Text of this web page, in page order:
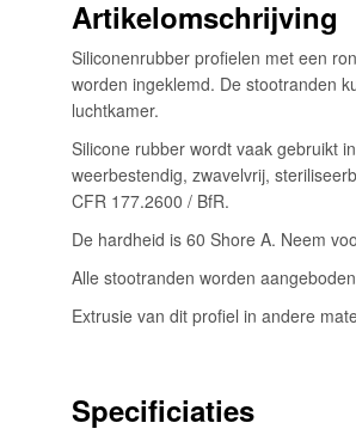
de
afbeeldingen-
gallerij
Artikelomschrijving
Siliconenrubber profielen met een
worden ingeklemd. De stootranden
luchtkamer.
Silicone rubber wordt vaak gebruikt
weerbestendig, zwavelvrij,
CFR 177.2600 / BfR.
De hardheid is 60 Shore A. Neem
Alle stootranden worden
Extrusie van dit profiel in andere
Specificiaties